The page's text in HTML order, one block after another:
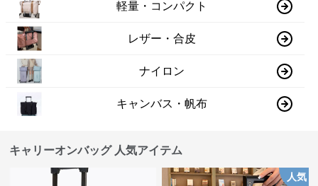
軽量・コンパクト
レザー・合皮
ナイロン
キャンバス・帆布
キャリーオンバッグ 人気アイテム
人気